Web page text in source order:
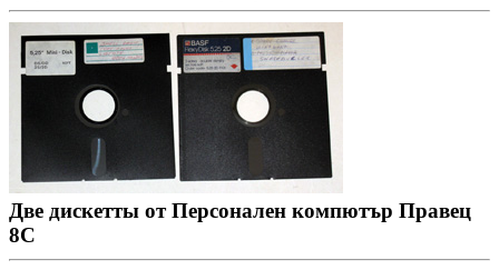
Две дискетты от Персонален компютър Правец
8С